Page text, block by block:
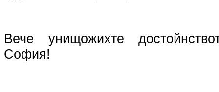
Вече унищожихте
София!